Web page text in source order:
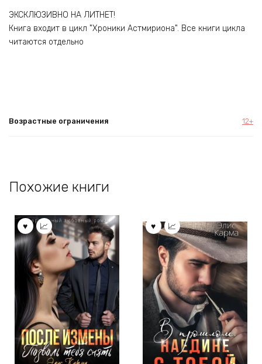
ЭКСКЛЮЗИВНО НА ЛИТНЕТ!
Книга входит в цикл "Хроники Астмириона". Все книги цикла
читаются отдельно
Возрастные ограничения 12+
Похожие книги